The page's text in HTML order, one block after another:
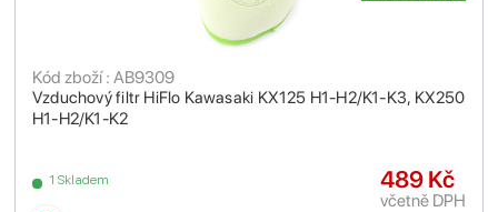
Vzduchový filtr HiFlo Kawasaki KX125 H1-H2/K1-K3, KX250
H1-H2/K1-K2
Kód zboží : AB9309
1 Skladem 489 Kč
včetně DPH